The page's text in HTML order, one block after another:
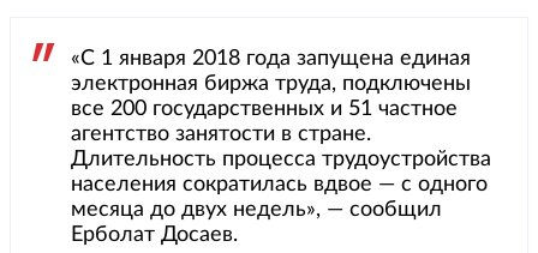
«С 1 января 2018 года запущена единая
электронная биржа труда, подключены
все 200 государственных и 51 частное
агентство занятости в стране.
Длительность процесса трудоустройства
населения сократилась вдвое — с одного
месяца до двух недель», — сообщил
Ерболат Досаев.